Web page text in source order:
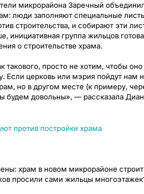
микрорайона Заречный
люди заполняют специальные
строительства, и собирают эти
инициативная группа жильцов
о строительстве храма.
такового, просто не хотим, чтобы оно
Если церковь или мэрия пойдут нам
но в другом месте (к примеру,
будем довольны», — рассказала
храм в новом микрорайоне
просили сами жильцы